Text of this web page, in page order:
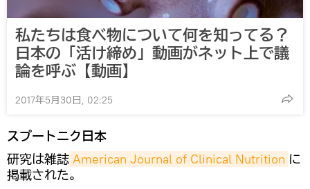
私たちは食べ物について何を知ってる？
日本の「活け締め」動画がネット上で議
論を呼ぶ【動画】
2017年5月30日, 02:25
スプートニク日本
研究は雑誌 American Journal of Clinical Nutrition に
掲載された。